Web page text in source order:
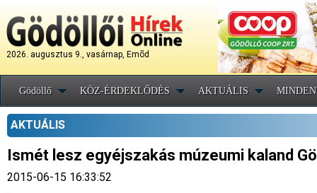
2026. augusztus 9., vasárnap, Emõd
Gödöllő KÖZ-ÉRDEKLŐDÉS AKTUÁLIS
AKTUÁLIS
Ismét lesz egyéjszakás múzeumi kaland
2015-06-15 16:33:52